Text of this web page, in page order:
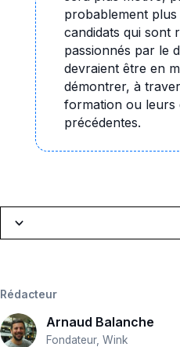
Tâches & Missions
probablement plus
candidats qui sont
passionnés par le
devraient être en
démontrer, à
formation ou leurs
précédentes.
Rédacteur
Arnaud Balanche
Fondateur, Wink